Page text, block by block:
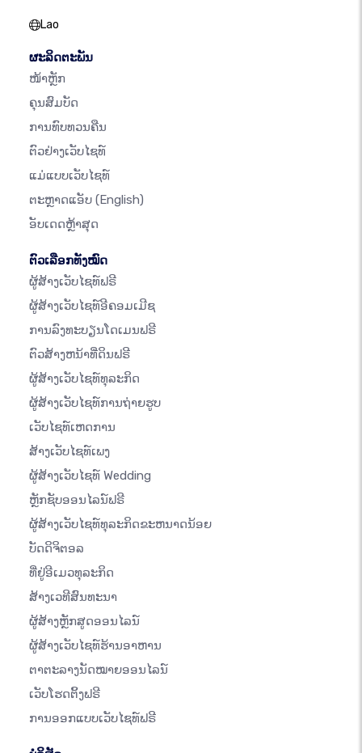
Lao
ຜະລິດຕະພັນ
ໜ້າຫຼັກ
ຄຸນສົມບັດ
ການທົບທວນຄືນ
ຕົວຢ່າງເວັບໄຊທ໌
ແມ່ແບບເວັບໄຊທ໌
ຕະຫຼາດແອັບ (English)
ອັບເດດຫຼ້າສຸດ
ຕົວເລືອກທັງໝົດ
ຜູ້ສ້າງເວັບໄຊທ໌ຟຣີ
ຜູ້ສ້າງເວັບໄຊທ໌ອີຄອມເມີຊ
ການລົງທະບຽນໂດເມນຟຣີ
ຕົວສ້າງຫນ້າທີ່ດິນຟຣີ
ຜູ້ສ້າງເວັບໄຊທ໌ທຸລະກິດ
ຜູ້ສ້າງເວັບໄຊທ໌ການຖ່າຍຮູບ
ເວັບໄຊທ໌ເຫດການ
ສ້າງເວັບໄຊທ໌ເພງ
ຜູ້ສ້າງເວັບໄຊທ໌ Wedding
ຫຼັກຊັບອອນໄລນ໌ຟຣີ
ຜູ້ສ້າງເວັບໄຊທ໌ທຸລະກິດຂະຫນາດນ້ອຍ
ບັດດິຈິຕອລ
ທີ່ຢູ່ອີເມວທຸລະກິດ
ສ້າງເວທີສົນທະນາ
ຜູ້ສ້າງຫຼັກສູດອອນໄລນ໌
ຜູ້ສ້າງເວັບໄຊທ໌ຮ້ານອາຫານ
ຕາຕະລາງນັດໝາຍອອນໄລນ໌
ເວັບໂຮດຕິ້ງຟຣີ
ການອອກແບບເວັບໄຊທ໌ຟຣີ